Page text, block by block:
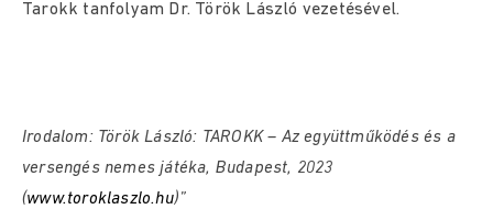
Tarokk tanfolyam Dr. Török László vezetésével.
Irodalom: Török László: TAROKK – Az együttműködés és a
versengés nemes játéka, Budapest, 2023
(www.toroklaszlo.hu)”